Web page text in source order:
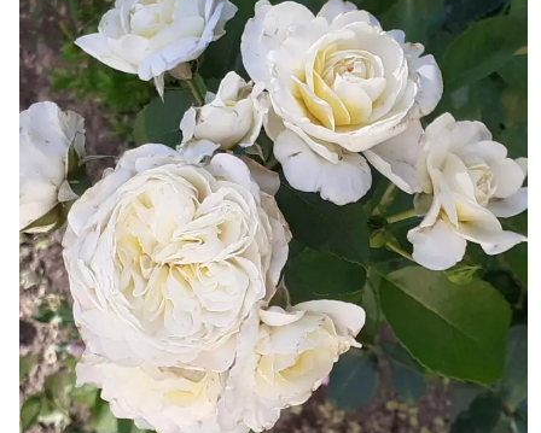
Возраст Цена Купить
2 года 602
3 года 860
4 года 1462
В КОРЗИНУ
Купить в один клик